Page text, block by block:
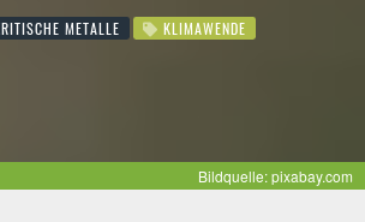
METALLE
KLIMAWENDE
Bildquelle: pixabay.com